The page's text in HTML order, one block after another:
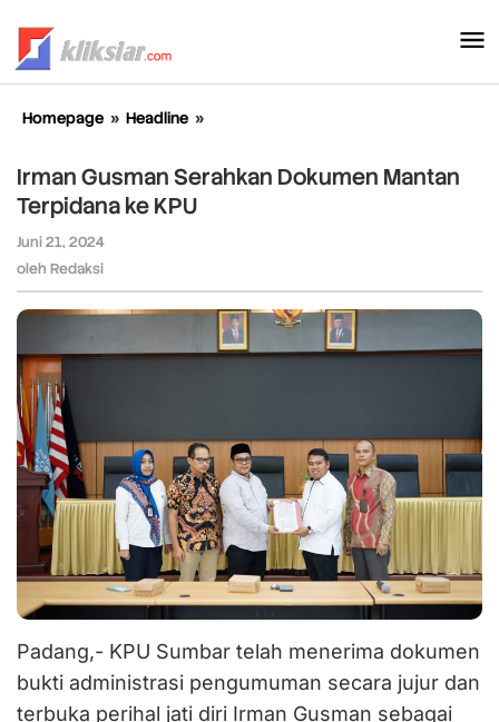
konten
Homepage » Headline »
Serahkan
Dokumen
Irman Gusman Serahkan Dokumen Mantan
Terpidana ke KPU
Juni 21, 2024
oleh Redaksi
Padang,- KPU Sumbar telah menerima dokumen
bukti administrasi pengumuman secara jujur dan
terbuka perihal jati diri Irman Gusman sebagai